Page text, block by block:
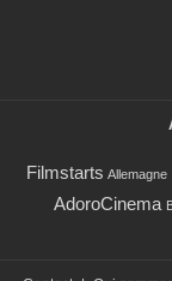
Filmstarts Allemagne
AdoroCinema